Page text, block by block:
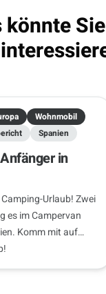
könnte
Wohnmobil
Spanien
in
Urlaub! Zwei
es im Campervan
Komm mit auf